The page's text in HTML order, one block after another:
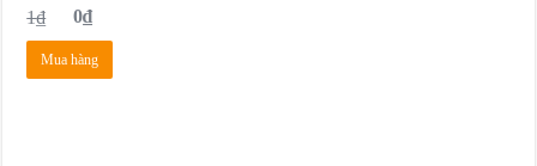
1₫ 0₫
Mua hàng